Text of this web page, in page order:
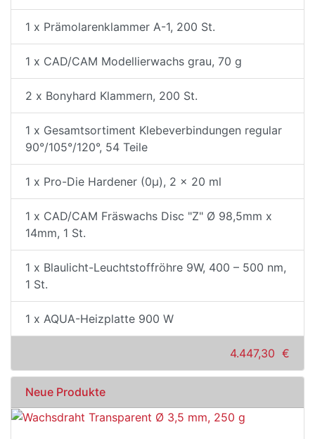
1 x Prämolarenklammer A-1, 200 St.
1 x CAD/CAM Modellierwachs grau, 70 g
2 x Bonyhard Klammern, 200 St.
1 x Gesamtsortiment Klebeverbindungen regular
90°/105°/120°, 54 Teile
1 x Pro-Die Hardener (0µ), 2 x 20 ml
1 x CAD/CAM Fräswachs Disc "Z" Ø 98,5mm x
14mm, 1 St.
1 x Blaulicht-Leuchtstoffröhre 9W, 400 – 500 nm,
1 St.
1 x AQUA-Heizplatte 900 W
4.447,30 €
Neue Produkte